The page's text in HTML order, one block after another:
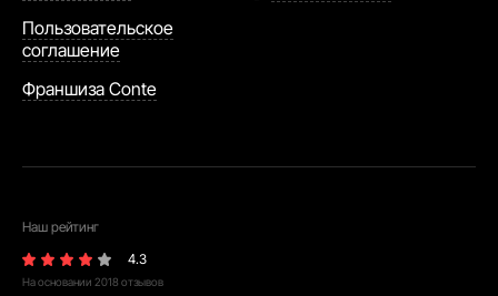
Пользовательское
соглашение
Франшиза Conte
Наш рейтинг
4.3
На основании 2018 отзывов